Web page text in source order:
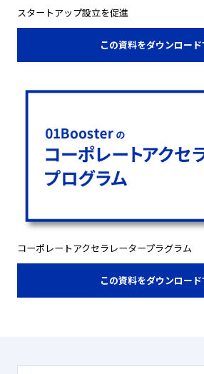
スタートアップ設立を促進
この資料をダウンロード
コーポレートアクセラレータープラグラム
この資料をダウンロード